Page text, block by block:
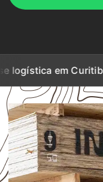
Curitiba, PR